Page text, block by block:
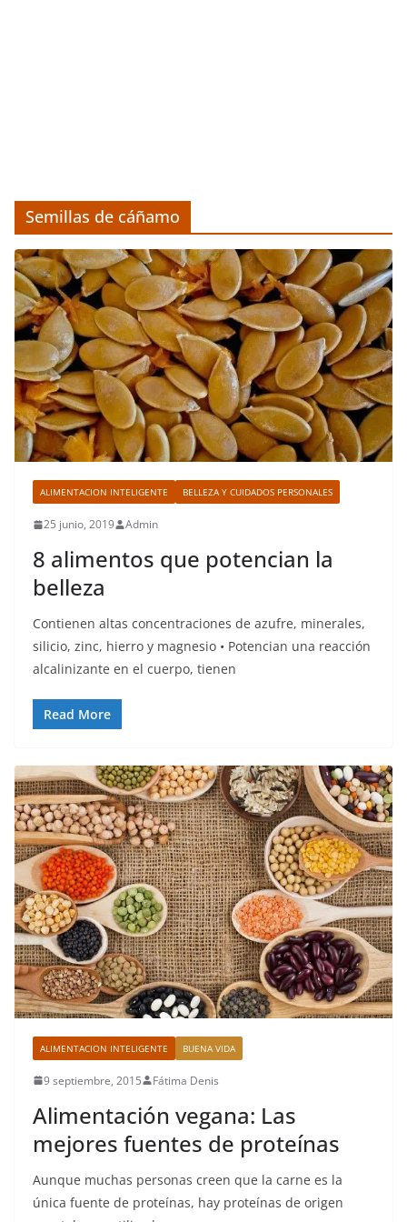
Semillas de cáñamo
ALIMENTACION INTELIGENTE BELLEZA Y CUIDADOS PERSONALES
25 junio, 2019 Admin
8 alimentos que potencian la
belleza
Contienen altas concentraciones de azufre, minerales,
silicio, zinc, hierro y magnesio • Potencian una reacción
alcalinizante en el cuerpo, tienen
Read More
ALIMENTACION INTELIGENTE BUENA VIDA
9 septiembre, 2015 Fátima Denis
Alimentación vegana: Las
mejores fuentes de proteínas
Aunque muchas personas creen que la carne es la
única fuente de proteínas, hay proteínas de origen